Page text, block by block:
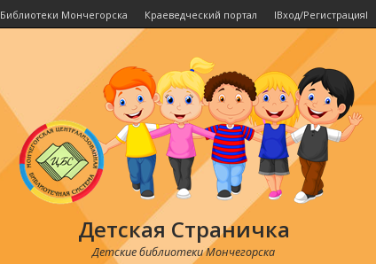
Библиотеки Мончегорска Краеведческий портал IВход/РегистрацияI
Детская Страничка
Детские библиотеки Мончегорска